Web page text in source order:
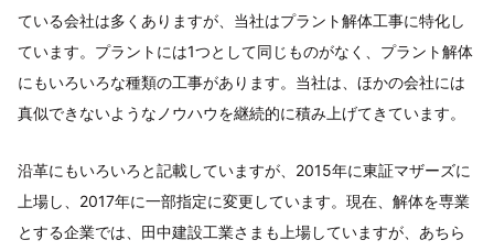
ている会社は多くありますが、当社はプラント解体工事に特化し
ています。プラントには1つとして同じものがなく、プラント解体
にもいろいろな種類の工事があります。当社は、ほかの会社には
真似できないようなノウハウを継続的に積み上げてきています。
沿革にもいろいろと記載していますが、2015年に東証マザーズに
上場し、2017年に一部指定に変更しています。現在、解体を専業
とする企業では、田中建設工業さまも上場していますが、あちら